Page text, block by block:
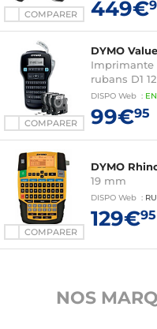
COMPARER
Adaptateur
449€
COMPARER
DYMO
Imprimante
rubans D1
DISPO Web : EN
99€95
COMPARER
DYMO
19 mm
DISPO Web :
129€95
NOS